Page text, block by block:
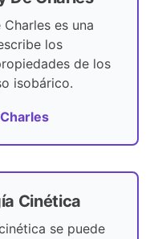
es una
los
de los
isobárico.
Cinética
se puede